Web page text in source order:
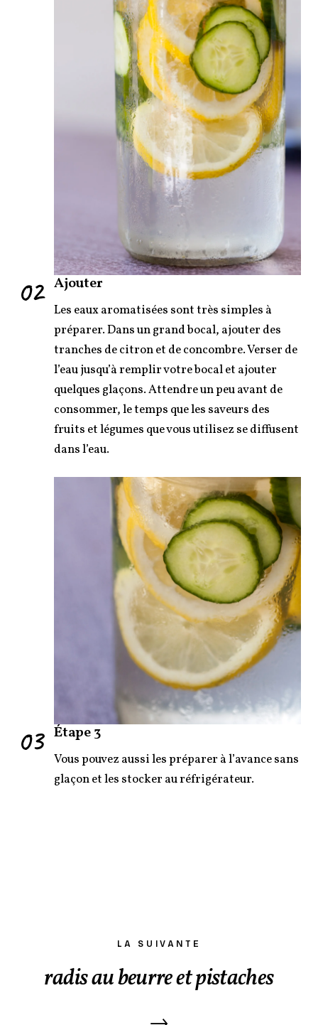
02 Ajouter
Les eaux aromatisées sont très simples à
préparer. Dans un grand bocal, ajouter des
tranches de citron et de concombre. Verser de
l’eau jusqu’à remplir votre bocal et ajouter
quelques glaçons. Attendre un peu avant de
consommer, le temps que les saveurs des
fruits et légumes que vous utilisez se diffusent
dans l’eau.
03 Étape 3
Vous pouvez aussi les préparer à l’avance sans
glaçon et les stocker au réfrigérateur.
LA SUIVANTE
radis au beurre et pistaches